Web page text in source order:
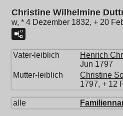
Christine Wilhelmine
w, * 4 Dezember 1832, + 20
Vater-leiblich Henrich
Jun 1797
Mutter-leiblich
Christine
1797, + 12
alle